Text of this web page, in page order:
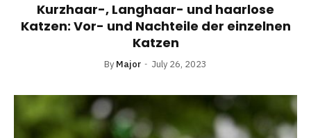
Kurzhaar-, Langhaar- und haarlose
Katzen: Vor- und Nachteile der einzelnen
Katzen
By Major July 26, 2023